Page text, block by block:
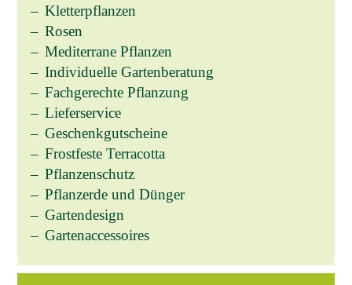
Kletterpflanzen
Rosen
Mediterrane Pflanzen
Individuelle Gartenberatung
Fachgerechte Pflanzung
Lieferservice
Geschenkgutscheine
Frostfeste Terracotta
Pflanzenschutz
Pflanzerde und Dünger
Gartendesign
Gartenaccessoires